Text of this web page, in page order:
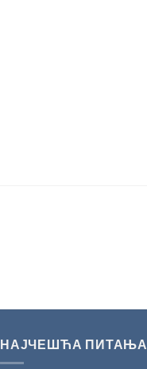
НАЈЧЕШЋА ПИТАЊА